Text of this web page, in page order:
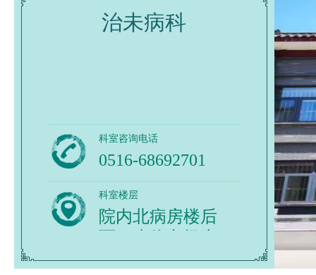
治未病科
科室咨询电话
0516-68692701
0516-68972816
科室楼层
院内北病房楼后
——治未病科楼